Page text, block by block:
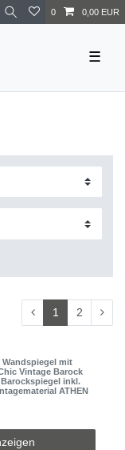
0 0,00 EUR
☰
1 2
Wandspiegel mit
Vintage Barock
inkl.
ATHEN